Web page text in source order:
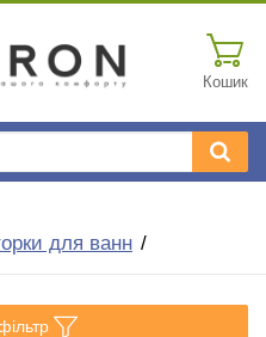
Кошик
для ванн